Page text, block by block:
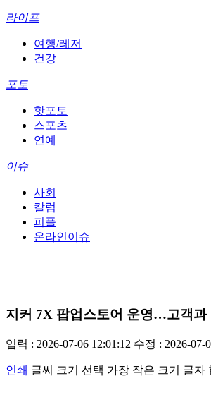
라이프
여행/레저
건강
포토
핫포토
스포츠
연예
이슈
사회
칼럼
피플
온라인이슈
지커 7X 팝업스토어 운영…고객과
입력 : 2026-07-06 12:01:12 수정 : 2026-07-
인쇄 글씨 크기 선택 가장 작은 크기 글자